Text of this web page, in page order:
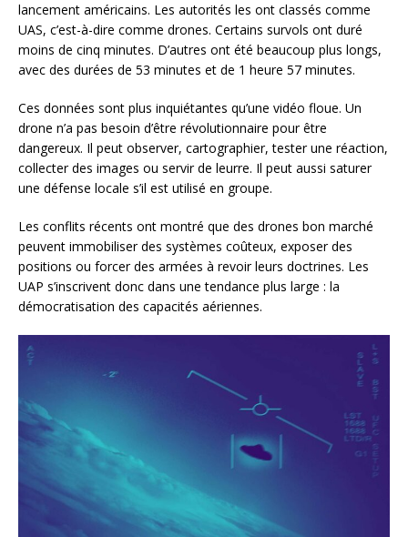
lancement américains. Les autorités les ont classés comme
UAS, c’est-à-dire comme drones. Certains survols ont duré
moins de cinq minutes. D’autres ont été beaucoup plus longs,
avec des durées de 53 minutes et de 1 heure 57 minutes.
Ces données sont plus inquiétantes qu’une vidéo floue. Un
drone n’a pas besoin d’être révolutionnaire pour être
dangereux. Il peut observer, cartographier, tester une réaction,
collecter des images ou servir de leurre. Il peut aussi saturer
une défense locale s’il est utilisé en groupe.
Les conflits récents ont montré que des drones bon marché
peuvent immobiliser des systèmes coûteux, exposer des
positions ou forcer des armées à revoir leurs doctrines. Les
UAP s’inscrivent donc dans une tendance plus large : la
démocratisation des capacités aériennes.